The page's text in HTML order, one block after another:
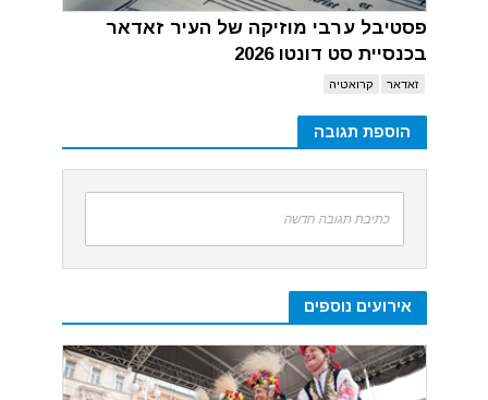
פסטיבל ערבי מוזיקה של העיר זאדאר
בכנסיית סט דונטו 2026
זאדאר קרואטיה
הוספת תגובה
כתיבת תגובה חדשה
אירועים נוספים